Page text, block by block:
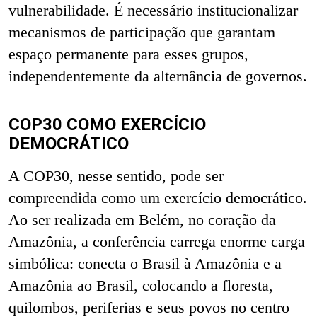
vulnerabilidade. É necessário institucionalizar
mecanismos de participação que garantam
espaço permanente para esses grupos,
independentemente da alternância de governos.
COP30 COMO EXERCÍCIO
DEMOCRÁTICO
A COP30, nesse sentido, pode ser
compreendida como um exercício democrático.
Ao ser realizada em Belém, no coração da
Amazônia, a conferência carrega enorme carga
simbólica: conecta o Brasil à Amazônia e a
Amazônia ao Brasil, colocando a floresta,
quilombos, periferias e seus povos no centro